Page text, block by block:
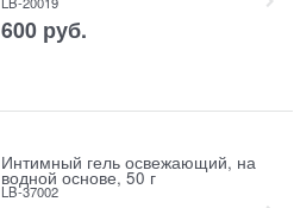
600 руб.
Интимный гель освежающий, на
водной основе, 50 г
LB-37002